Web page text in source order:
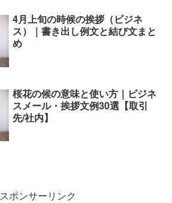
4月上旬の時候の挨拶（ビジネ
ス）｜書き出し例文と結び文まと
め
桜花の候の意味と使い方｜ビジネ
スメール・挨拶文例30選【取引
先/社内】
スポンサーリンク